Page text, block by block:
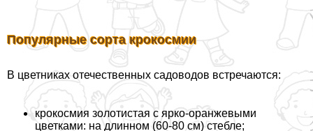
Популярные сорта крокосмии
В цветниках отечественных садоводов встречаются:
крокосмия золотистая с ярко-оранжевыми
цветками: на длинном (60-80 см) стeбле;